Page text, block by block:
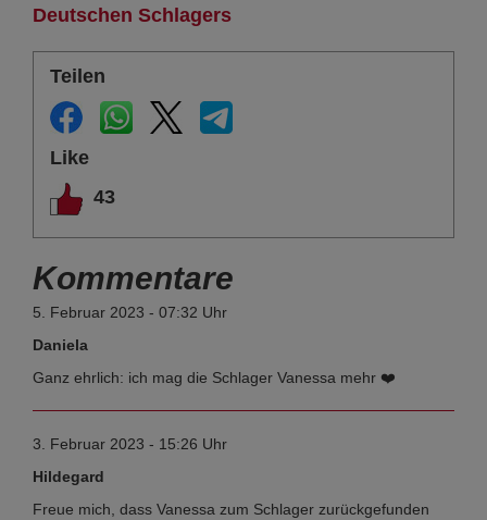
Deutschen Schlagers
Teilen
Like
43
Kommentare
5. Februar 2023 - 07:32 Uhr
Daniela
Ganz ehrlich: ich mag die Schlager Vanessa mehr ❤️
3. Februar 2023 - 15:26 Uhr
Hildegard
Freue mich, dass Vanessa zum Schlager zurückgefunden